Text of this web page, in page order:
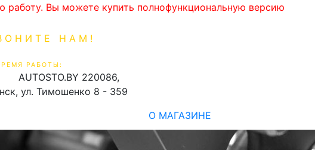
работу. Вы можете купить полнофункциональную версию
НАМ!
РАБОТЫ:
AUTOSTO.BY 220086,
ул. Тимошенко 8 - 359
О МАГАЗИНЕ